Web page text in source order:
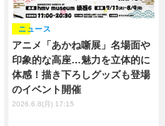
アニメ「あかね噺展」名場面や
印象的な高座…魅力を立体的に
体感！描き下ろしグッズも登場
のイベント開催
ニュース
2026.6.8(月) 17:15